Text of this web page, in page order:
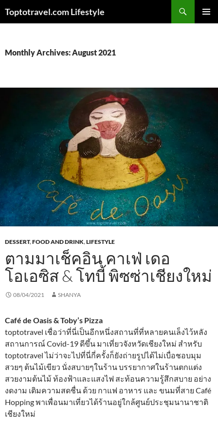
Toptotravel.com Lifestyle
Monthly Archives: August 2021
DESSERT,FOOD AND DRINK,LIFESTYLE
ตามมาเช็คอิน คาเฟ่ เดอ
โอเอซิส & โทบี้ พิซซ่าเชียงใหม่
08/04/2021 SHANYA
Café de Oasis & Toby’s Pizza
toptotravel เชื่อว่าที่นี่เป็นอีกหนึ่งสถานที่ที่หลายคนเล็งไว้หลัง
สถานการณ์ Covid-19 ดีขึ้น มาเที่ยวจังหวัดเชียงใหม่ สำหรับ
toptotravel ไม่ว่าจะไปที่นี่กี่ครั้งก็ยังถ่ายรูปได้ไม่เบื่อชอบมุม
สวยๆ ต้นไม้เขียว นั่งสบายๆในร้าน บรรยากาศในร้านตกแต่ง
สวยงามต้นไม้ ท้องฟ้าและแสงไฟ สะท้อนความรู้สึกสบาย อย่าง
งดงาม เติมความสดชื่น ด้วย กาแฟ อาหาร และ ขนมที่สาย Café
Hopping พาเพื่อนมาเที่ยวได้ร้านอยู่ใกล้ศูนย์ประชุมนานาชาติ
เชียงใหม่